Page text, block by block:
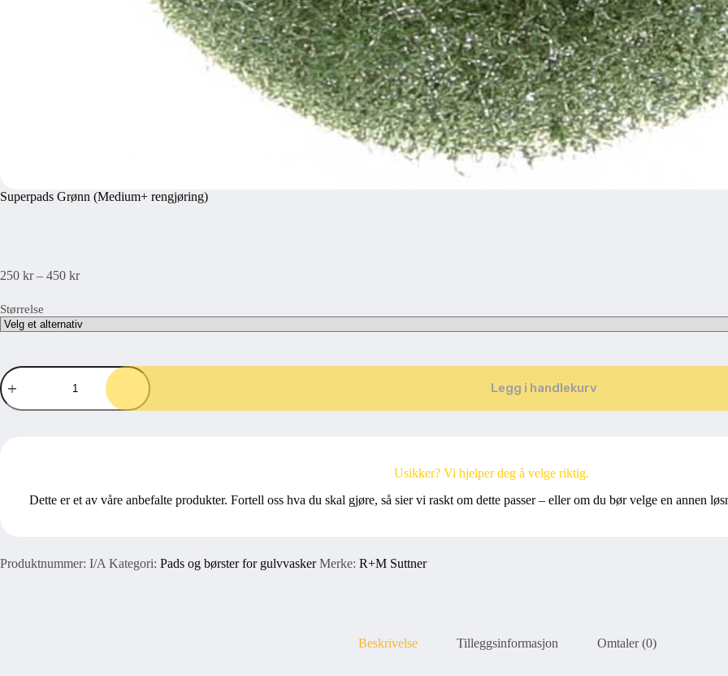
Superpads Grønn (Medium+ rengjøring)
250 kr – 450 krPrisområde:
450 kr360 kr
Størrelse
Superpads
Grønn
(Medium+
rengjøring)
Legg i handlekurv
Usikker? Vi hjelper deg å velge riktig.
Dette er et av våre anbefalte produkter. Fortell oss hva du skal gjøre, så sier vi raskt om dette passer – eller om du bør velge en annen
Produktnummer: I/A Kategori: Pads og børster for gulvvasker Merke: R+M Suttner
Beskrivelse Tilleggsinformasjon Omtaler (0)